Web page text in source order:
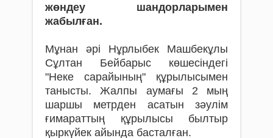
жөндеу шандорларымен
жабылған.
Мұнан әрі Нұрлыбек Машбекұлы
Сұлтан Бейбарыс көшесіндегі
"Неке сарайының" құрылысымен
танысты. Жалпы аумағы 2 мың
шаршы метрден асатын зәулім
ғимараттың құрылысы былтыр
қыркүйек айында басталған.